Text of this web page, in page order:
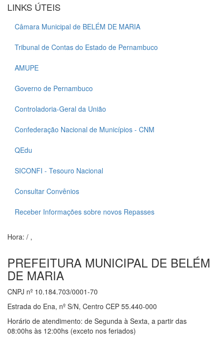
LINKS ÚTEIS
Câmara Municipal de BELÉM DE MARIA
Tribunal de Contas do Estado de Pernambuco
AMUPE
Governo de Pernambuco
Controladoria-Geral da União
Confederação Nacional de Municípios - CNM
QEdu
SICONFI - Tesouro Nacional
Consultar Convênios
Receber Informações sobre novos Repasses
Hora: / ,
PREFEITURA MUNICIPAL DE BELÉM
DE MARIA
CNPJ nº 10.184.703/0001-70
Estrada do Ena, nº S/N, Centro CEP 55.440-000
Horário de atendimento: de Segunda à Sexta, a partir das
08:00hs às 12:00hs (exceto nos feriados)